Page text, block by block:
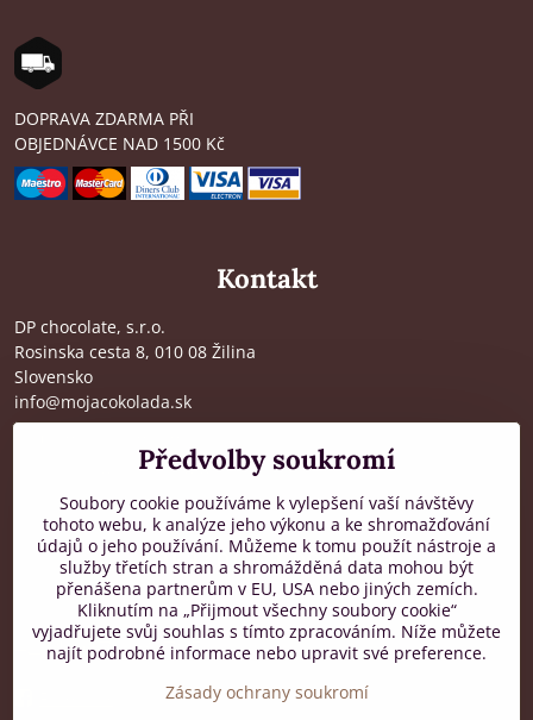
DOPRAVA ZDARMA PŘI
OBJEDNÁVCE NAD 1500 Kč
Kontakt
DP chocolate, s.r.o.
Rosinska cesta 8, 010 08 Žilina
Slovensko
info@mojacokolada.sk
Kde nás najdete
Zákaznická podpora
od 8:00 do 16:00, PO-PÁ
+421 917 436 795
Předvolby soukromí
Soubory cookie používáme k vylepšení vaší návštěvy
tohoto webu, k analýze jeho výkonu a ke shromažďování
údajů o jeho používání. Můžeme k tomu použít nástroje a
služby třetích stran a shromážděná data mohou být
přenášena partnerům v EU, USA nebo jiných zemích.
Kliknutím na „Přijmout všechny soubory cookie“
vyjadřujete svůj souhlas s tímto zpracováním. Níže můžete
najít podrobné informace nebo upravit své preference.
Zásady ochrany soukromí